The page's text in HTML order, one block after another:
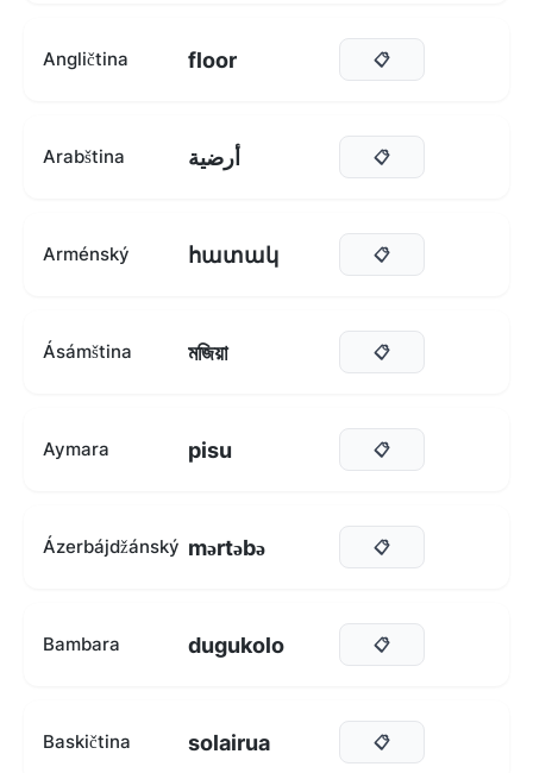
Angličtina floor 📋
Arabština أرضية 📋
Arménský հատակ 📋
Ásámština মজিয়া 📋
Aymara pisu 📋
Ázerbájdžánský mərtəbə 📋
Bambara dugukolo 📋
Baskičtina solairua 📋